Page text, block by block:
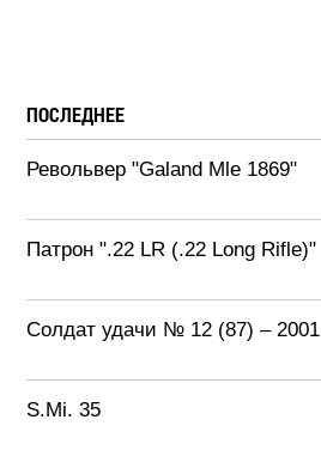
ПОСЛЕДНЕЕ
Револьвер "Galand Mle 1869"
Патрон ".22 LR (.22 Long Rifle)"
Солдат удачи № 12 (87) – 2001
S.Mi. 35